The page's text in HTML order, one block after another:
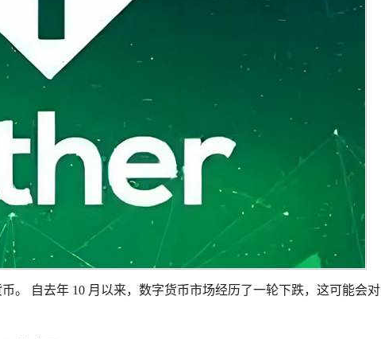
。 自去年 10 月以来，数字货币市场经历了一轮下跌，这可能会对